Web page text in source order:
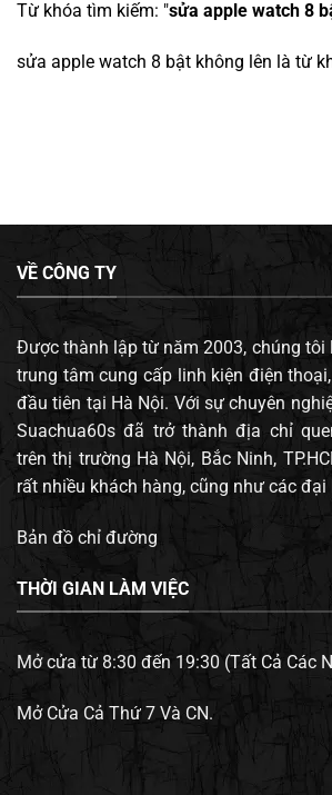
Từ khóa tìm kiếm: "sửa apple watch 8
sửa apple watch 8 bật không lên là từ
VỀ CÔNG TY
Được thành lập từ năm 2003, chúng tôi
trung tâm cung cấp linh kiện điện
đầu tiên tại Hà Nội. Với sự chuyên
Suachua60s đã trở thành địa chỉ
trên thị trường Hà Nội, Bắc Ninh,
rất nhiều khách hàng, cũng như các đại
Bản đồ chỉ đường
THỜI GIAN LÀM VIỆC
Mở cửa từ 8:30 đến 19:30 (Tất Cả Các
Mở Cửa Cả Thứ 7 Và CN.